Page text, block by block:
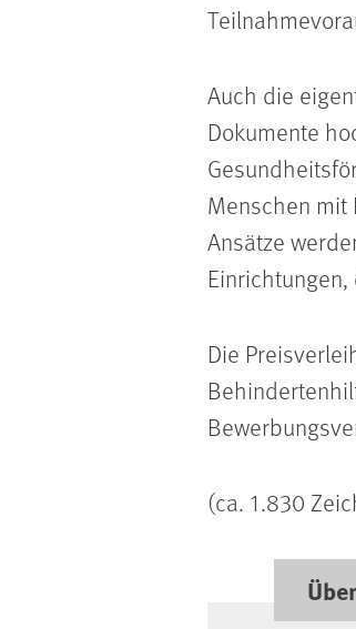
Auch die
Dokumente
Menschen mit
Ansätze
Die
(ca. 1.830